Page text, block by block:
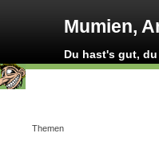
Mumien,
Du hast's gut,
Themen